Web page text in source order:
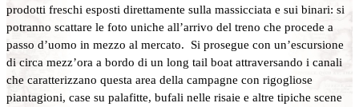
prodotti freschi esposti direttamente sulla massicciata e sui binari: si
potranno scattare le foto uniche all’arrivo del treno che procede a
passo d’uomo in mezzo al mercato. Si prosegue con un’escursione
di circa mezz’ora a bordo di un long tail boat attraversando i canali
che caratterizzano questa area della campagne con rigogliose
piantagioni, case su palafitte, bufali nelle risaie e altre tipiche scene